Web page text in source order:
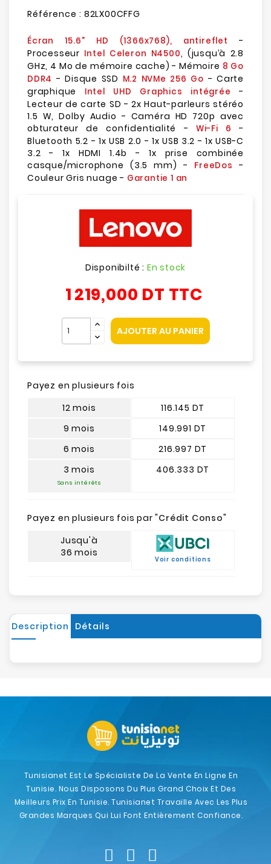
Référence : 82LX00CFFG
Écran 15.6" HD (1366x768), antireflet
-
Processeur Intel Celeron N4500, (jusqu’à 2.8
GHz, 4 Mo de mémoire cache) - Mémoire 8 Go
DDR4 - Disque SSD M.2 NVMe 256 Go - Carte
graphique Intel UHD Graphics intégrée
-
Lecteur de carte SD - 2x Haut-parleurs stéréo
1.5 W, Dolby Audio - Caméra HD 720p avec
obturateur de confidentialité - Wi-Fi 6
-
Bluetooth 5.2 - 1x USB 2.0 - 1x USB 3.2 - 1x USB-C
3.2 - 1x HDMI 1.4b - 1x prise combinée
casque/microphone (3.5 mm) - FreeDos
-
Couleur Gris nuage - Garantie 1 an
Disponibilté : En stock
1 219,000 DT TTC
AJOUTER AU PANIER
Payez en plusieurs fois
12 mois
9 mois
6 mois
3 mois
Sans intérêts
116.145 DT
149.991 DT
216.997 DT
406.333 DT
Payez en plusieurs fois par "Crédit Conso"
Jusqu'à
36 mois
Voir conditions
Description Détails
Tunisianet Est Le Spécialiste De La Vente En Ligne En
Tunisie. Nous Disposons Du Plus Grand Choix Et Des
Meilleurs Prix En Tunisie. Tunisianet Travaille Avec Les Plus
Grandes Marques Qui Lui Font Entièrement Confiance.